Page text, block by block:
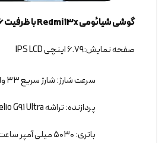
گوشی شیائومی Redmi 13x با ظرفیت 8/256 گیگابایت
صفحه نمایش:۶.۷۹ اینچی IPS LCD
سرعت شارژ: شارژ سریع ۳۳ وات
پردازنده: تراشه Mediatek Helio G91 Ultra
باتری: ۵۰۳۰ میلی آمپر ساعت